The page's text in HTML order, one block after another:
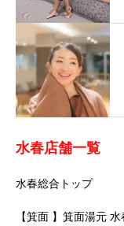
水春店舗一覧
水春総合トップ
【箕面 】箕面湯元 水